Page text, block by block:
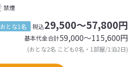
禁煙
おとな1名 税込29,500～57,800円
基本代金合計59,000〜115,600円
(おとな2名 こども0名・1部屋/1泊2日)